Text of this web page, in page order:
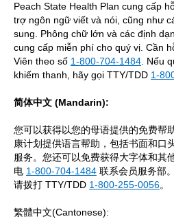
Peach State Health Plan cung cấp
trợ ngôn ngữ viết và nói, cũng như
sung. Phông chữ lớn và các định
cung cấp miễn phí cho quý vị. Cần
Viên theo số 1-800-704-1484 . Nếu
khiếm thanh, hãy gọi TTY/TDD 1-
简体中文 (Mandarin):
您可以获得以您的母语提供的免费帮
康计划提供语言帮助，包括书面和口
服务。您还可以免费获得大字体和其
电 1-800-704-1484 联系会员服务部
请拨打 TTY/TDD 1-800-255-0056。
繁體中文(Cantonese):